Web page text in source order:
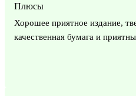
Плюсы
Хорошее приятное издание,
качественная бумага и